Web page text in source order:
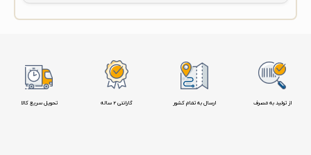
تحویل سریع کالا گارانتی 2 ساله ارسال به تمام کشور از تولید به مصرف